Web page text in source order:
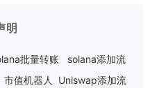
明
批量转账
solana添加流
市值机器人
Uniswap添加流